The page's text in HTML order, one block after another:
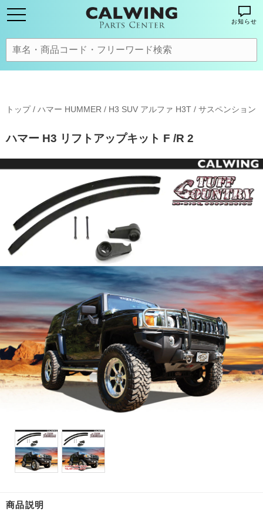
お知らせ
トップ/ ハマー HUMMER / H3 SUV アルファ H3T / サスペンション
ハマー H3 リフトアップキット F /R 2
商品説明